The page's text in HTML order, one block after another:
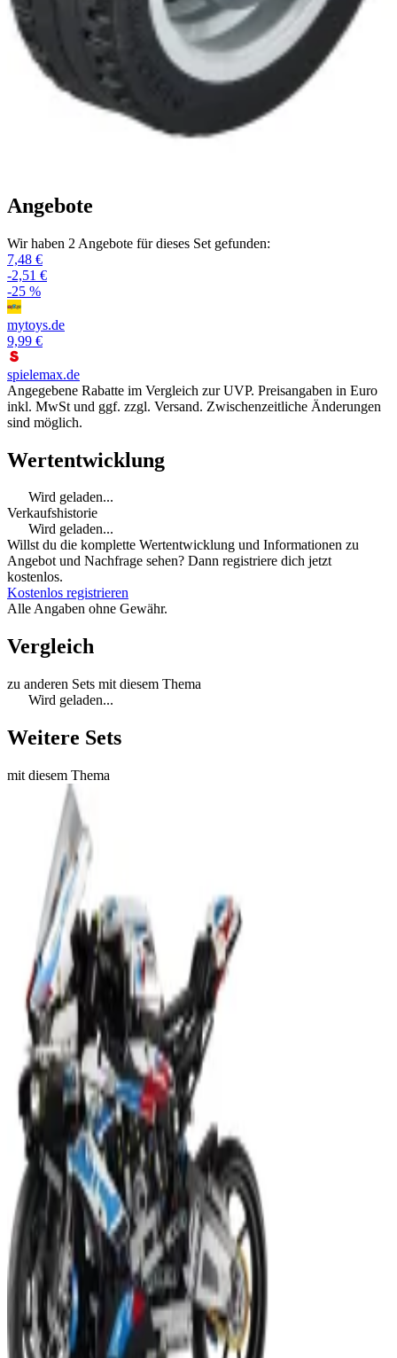
Angebote
Wir haben 2 Angebote für dieses Set gefunden:
7,48 €
-2,51 €
-25 %
mytoys.de
9,99 €
spielemax.de
Angegebene Rabatte im Vergleich zur UVP. Preisangaben in Euro
inkl. MwSt und ggf. zzgl. Versand. Zwischenzeitliche Änderungen
sind möglich.
Wertentwicklung
Wird geladen...
Verkaufshistorie
Wird geladen...
Willst du die komplette Wertentwicklung und Informationen zu
Angebot und Nachfrage sehen? Dann registriere dich jetzt
kostenlos.
Kostenlos registrieren
Alle Angaben ohne Gewähr.
Vergleich
zu anderen Sets mit diesem Thema
Wird geladen...
Weitere Sets
mit diesem Thema